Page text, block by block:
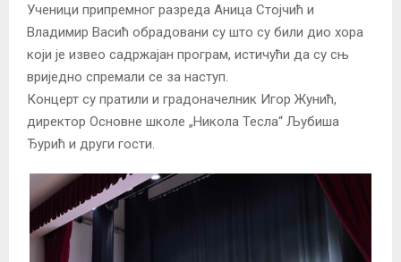
Ученици припремног разреда Аница Стојчић и
Владимир Васић обрадовани су што су били дио хора
који је извео садржајан програм, истичући да су сњ
вриједно спремали се за наступ.
Концерт су пратили и градоначелник Игор Жунић,
директор Основне школе „Никола Тесла“ Љубиша
Ђурић и други гости.